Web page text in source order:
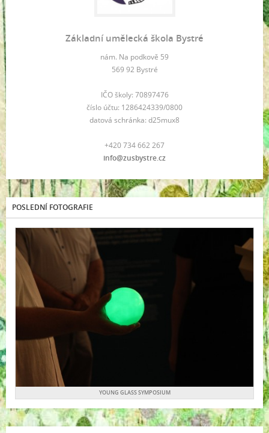
Základní umělecká škola Bystré
nám. Na podkově 59
569 92 Bystré
IČO školy: 70897476
číslo účtu: 1286424339/0800
datová schránka: d25mux8
+420 734 662 267
info@zusbystre.cz
POSLEDNÍ FOTOGRAFIE
YOUNG GLASS SYMPOSIUM